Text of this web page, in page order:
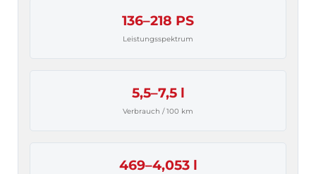
136–218 PS
Leistungsspektrum
5,5–7,5 l
Verbrauch / 100 km
469–4,053 l